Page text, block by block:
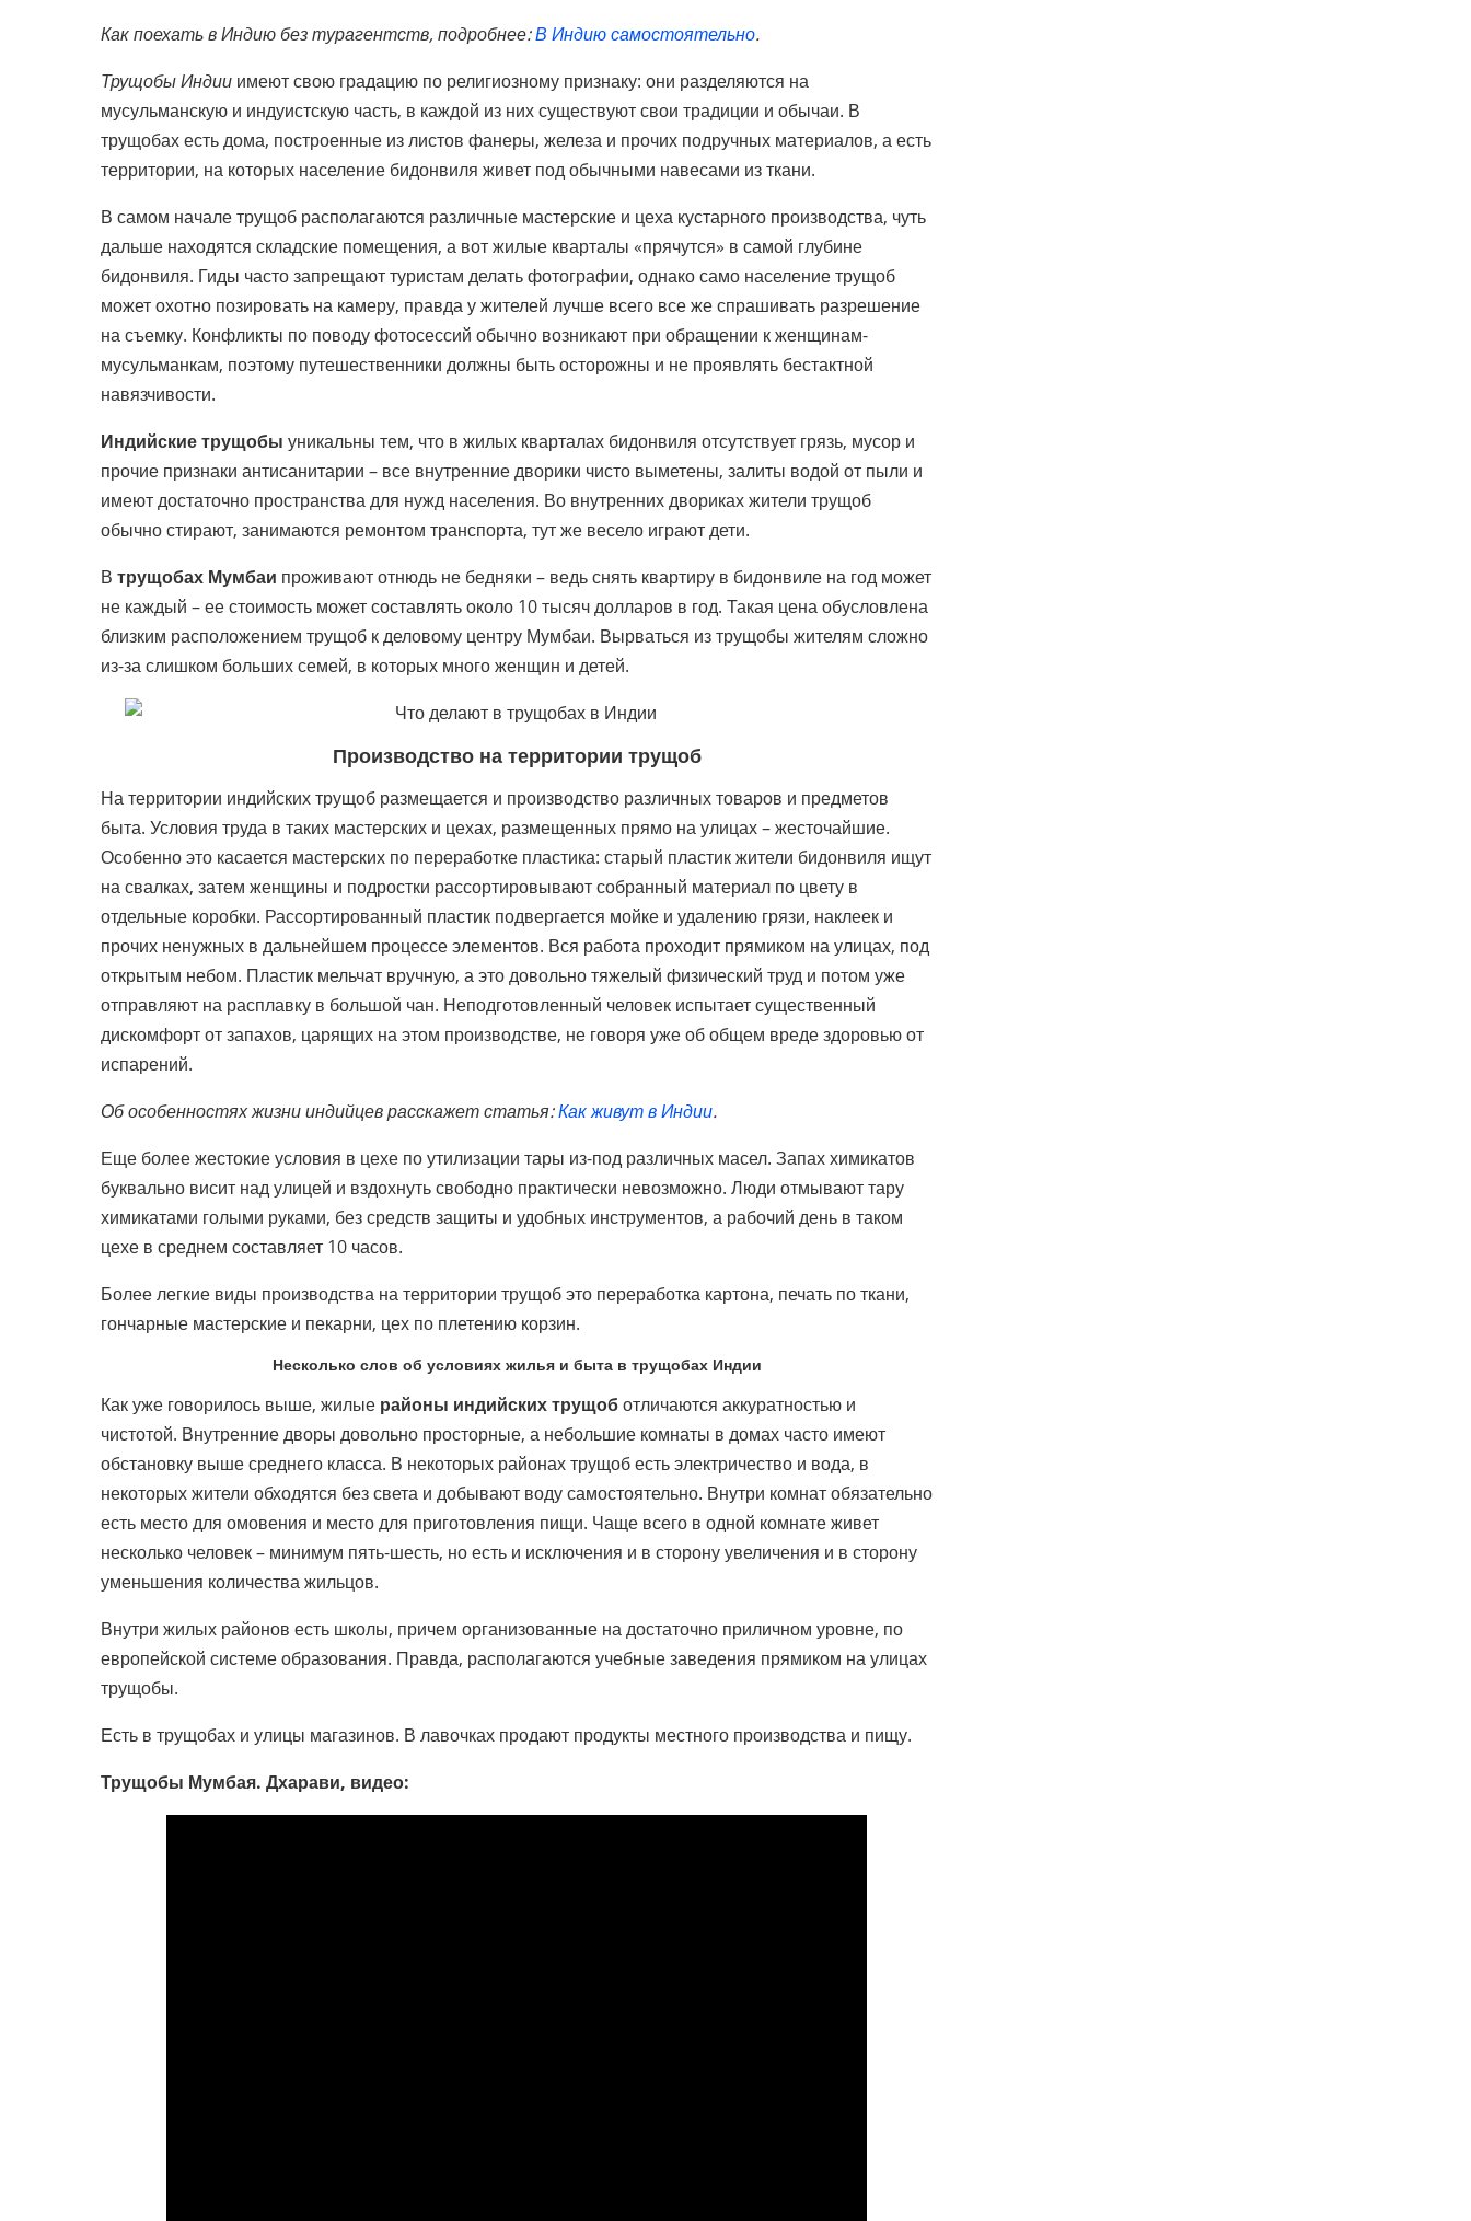
Как поехать в Индию без турагентств, подробнее:В Индию самостоятельно.
Трущобы Индии имеют свою градацию по религиозному признаку: они разделяются на
мусульманскую и индуистскую часть, в каждой из них существуют свои традиции и обычаи. В
трущобах есть дома, построенные из листов фанеры, железа и прочих подручных материалов, а есть
территории, на которых население бидонвиля живет под обычными навесами из ткани.
В самом начале трущоб располагаются различные мастерские и цеха кустарного производства, чуть
дальше находятся складские помещения, а вот жилые кварталы «прячутся» в самой глубине
бидонвиля. Гиды часто запрещают туристам делать фотографии, однако само население трущоб
может охотно позировать на камеру, правда у жителей лучше всего все же спрашивать разрешение
на съемку. Конфликты по поводу фотосессий обычно возникают при обращении к женщинам-
мусульманкам, поэтому путешественники должны быть осторожны и не проявлять бестактной
навязчивости.
Индийские трущобы уникальны тем, что в жилых кварталах бидонвиля отсутствует грязь, мусор и
прочие признаки антисанитарии – все внутренние дворики чисто выметены, залиты водой от пыли и
имеют достаточно пространства для нужд населения. Во внутренних двориках жители трущоб
обычно стирают, занимаются ремонтом транспорта, тут же весело играют дети.
В трущобах Мумбаи проживают отнюдь не бедняки – ведь снять квартиру в бидонвиле на год может
не каждый – ее стоимость может составлять около 10 тысяч долларов в год. Такая цена обусловлена
близким расположением трущоб к деловому центру Мумбаи. Вырваться из трущобы жителям сложно
из-за слишком больших семей, в которых много женщин и детей.
Производство на территории трущоб
На территории индийских трущоб размещается и производство различных товаров и предметов
быта. Условия труда в таких мастерских и цехах, размещенных прямо на улицах – жесточайшие.
Особенно это касается мастерских по переработке пластика: старый пластик жители бидонвиля ищут
на свалках, затем женщины и подростки рассортировывают собранный материал по цвету в
отдельные коробки. Рассортированный пластик подвергается мойке и удалению грязи, наклеек и
прочих ненужных в дальнейшем процессе элементов. Вся работа проходит прямиком на улицах, под
открытым небом. Пластик мельчат вручную, а это довольно тяжелый физический труд и потом уже
отправляют на расплавку в большой чан. Неподготовленный человек испытает существенный
дискомфорт от запахов, царящих на этом производстве, не говоря уже об общем вреде здоровью от
испарений.
Об особенностях жизни индийцев расскажет статья:Как живут в Индии.
Еще более жестокие условия в цехе по утилизации тары из-под различных масел. Запах химикатов
буквально висит над улицей и вздохнуть свободно практически невозможно. Люди отмывают тару
химикатами голыми руками, без средств защиты и удобных инструментов, а рабочий день в таком
цехе в среднем составляет 10 часов.
Более легкие виды производства на территории трущоб это переработка картона, печать по ткани,
гончарные мастерские и пекарни, цех по плетению корзин.
Несколько слов об условиях жилья и быта в трущобах Индии
Как уже говорилось выше, жилые районы индийских трущоботличаются аккуратностью и
чистотой. Внутренние дворы довольно просторные, а небольшие комнаты в домах часто имеют
обстановку выше среднего класса. В некоторых районах трущоб есть электричество и вода, в
некоторых жители обходятся без света и добывают воду самостоятельно. Внутри комнат обязательно
есть место для омовения и место для приготовления пищи. Чаще всего в одной комнате живет
несколько человек – минимум пять-шесть, но есть и исключения и в сторону увеличения и в сторону
уменьшения количества жильцов.
Внутри жилых районов есть школы, причем организованные на достаточно приличном уровне, по
европейской системе образования. Правда, располагаются учебные заведения прямиком на улицах
трущобы.
Есть в трущобах и улицы магазинов. В лавочках продают продукты местного производства и пищу.
Трущобы Мумбая. Дхарави, видео: